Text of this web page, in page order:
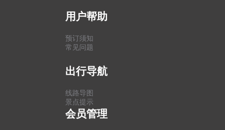
用户帮助
预订须知
常见问题
出行导航
线路导图
景点提示
会员管理